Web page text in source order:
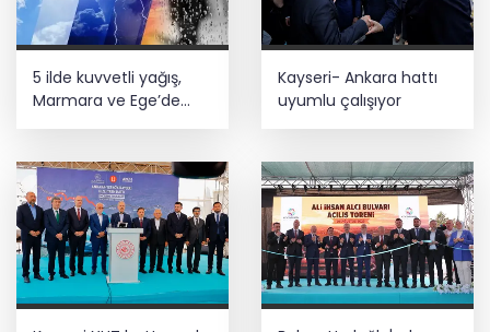
5 ilde kuvvetli yağış,
Marmara ve Ege’de
rüzgar alarmı!
Kayseri- Ankara hattı
uyumlu çalışıyor